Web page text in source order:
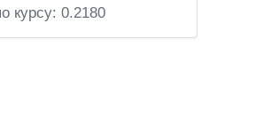
курсу: 0.2180